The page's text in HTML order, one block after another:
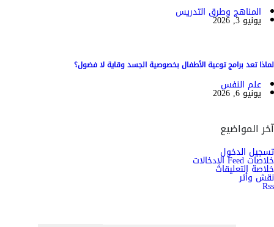
المناهج وطرق التدريس
يونيو 3, 2026
لماذا تعد برامج توعية الأطفال بخصوصية الجسد وقاية لا فضول؟
علم النفس
يونيو 6, 2026
آخر المواضيع
تسجيل الدخول
خلاصات Feed الإدخالات
خلاصة التعليقات
نقش وأثر
Rss